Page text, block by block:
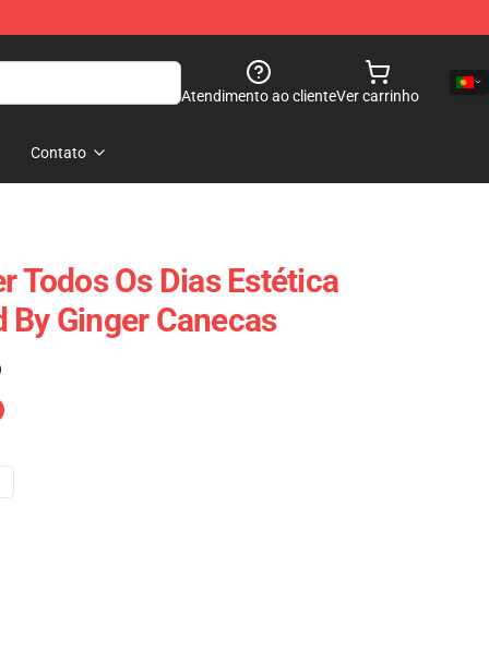
Atendimento ao clienteVer carrinho
Contato
Todos Os Dias Estética
By Ginger Canecas